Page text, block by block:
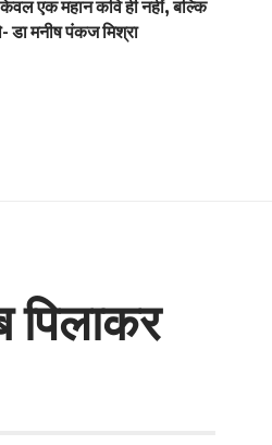
केवल एक महान कवि ही नहीं, बल्कि
डा मनीष पंकज मिश्रा
पिलाकर